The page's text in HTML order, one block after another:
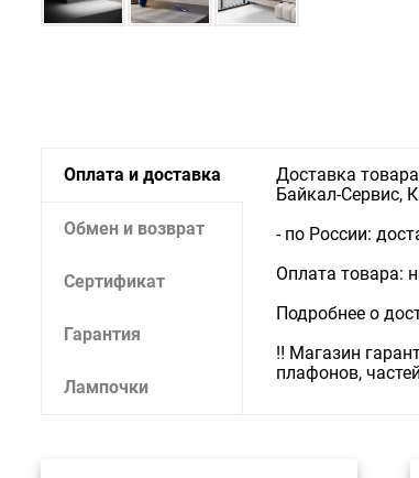
Оплата и доставка
Обмен и возврат
Сертификат
Гарантия
Лампочки
Доставка
Байкал-Сервис,
- по России:
Оплата товара:
Подробнее о
‼️ Магазин
плафонов,